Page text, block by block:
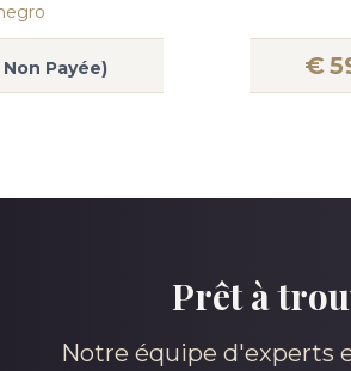
Non Payée) €
Prêt à
Notre équipe d'experts